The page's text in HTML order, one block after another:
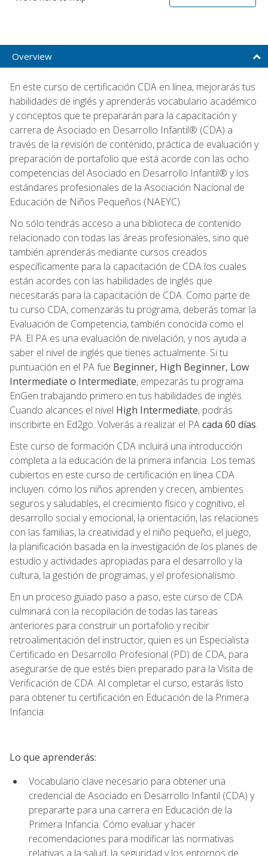
Overview
En este curso de certificación CDA en línea, mejorarás tus
habilidades de inglés y aprenderás vocabulario académico
y conceptos que te prepararán para la capacitación y
carrera de Asociado en Desarrollo Infantil® (CDA) a
través de la revisión de contenido, práctica de evaluación y
preparación de portafolio que está acorde con las ocho
competencias del Asociado en Desarrollo Infantil® y los
estándares profesionales de la Asociación Nacional de
Educación de Niños Pequeños (NAEYC).
No sólo tendrás acceso a una biblioteca de contenido
relacionado con todas las áreas profesionales, sino que
también aprenderás mediante cursos creados
específicamente para la capacitación de CDA los cuales
están acordes con las habilidades de inglés que
necesitarás para la capacitación de CDA. Como parte de
tu curso CDA, comenzarás tu programa, deberás tomar la
Evaluación de Competencia, también conocida como el
PA. El PA es una evaluación de nivelación, y nos ayuda a
saber el nivel de inglés que tienes actualmente. Si tu
puntuación en el PA fue Beginner, High Beginner, Low
Intermediate o Intermediate, empezarás tu programa
EnGen trabajando primero en tus habilidades de inglés.
Cuando alcances el nivel High Intermediate, podrás
inscribirte en Ed2go. Volverás a realizar el PAcada 60 días.
Este curso de formación CDA incluirá una introducción
completa a la educación de la primera infancia. Los temas
cubiertos en este curso de certificación en línea CDA
incluyen: cómo los niños aprenden y crecen, ambientes
seguros y saludables, el crecimiento físico y cognitivo, el
desarrollo social y emocional, la orientación, las relaciones
con las familias, la creatividad y el niño pequeño, el juego,
la planificación basada en la investigación de los planes de
estudio y actividades apropiadas para el desarrollo y la
cultura, la gestión de programas, y el profesionalismo.
En un proceso guiado paso a paso, este curso de CDA
culminará con la recopilación de todas las tareas
anteriores para construir un portafolio y recibir
retroalimentación del instructor, quien es un Especialista
Certificado en Desarrollo Profesional (PD) de CDA, para
asegurarse de que estés bien preparado para la Visita de
Verificación de CDA. Al completar el curso, estarás listo
para obtener tu certificación en Educación de la Primera
Infancia.
Lo que aprenderás:
Vocabulario clave necesario para obtener una
credencial de Asociado en Desarrollo Infantil (CDA) y
prepararte para una carrera en Educación de la
Primera Infancia. Cómo evaluar y hacer
recomendaciones para modificar las normativas
relativas a la salud, la seguridad y los entornos de